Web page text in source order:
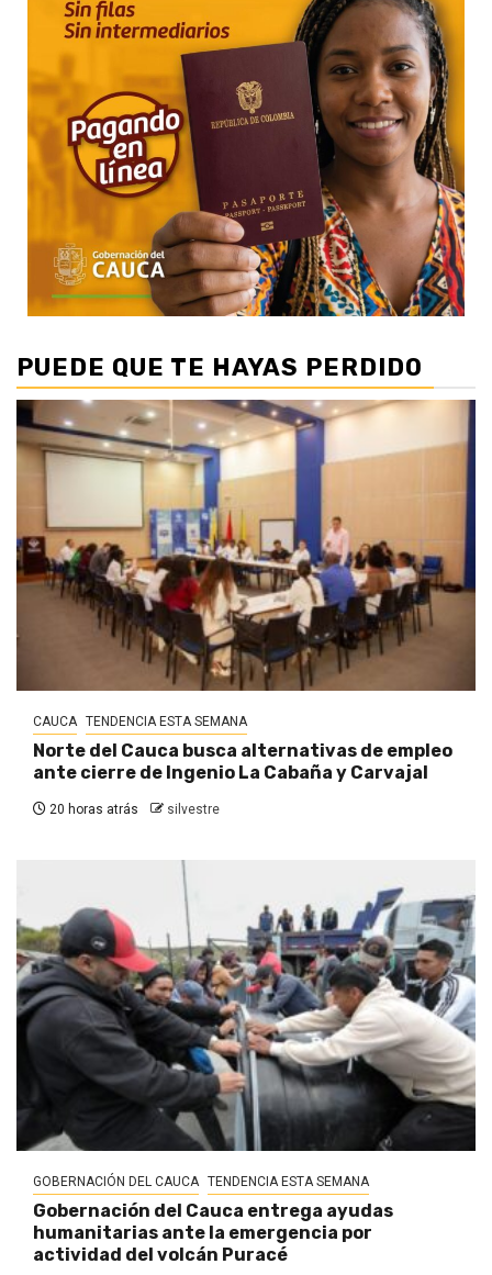
PUEDE QUE TE HAYAS PERDIDO
CAUCA TENDENCIA ESTA SEMANA
Norte del Cauca busca alternativas de empleo
ante cierre de Ingenio La Cabaña y Carvajal
20 horas atrás silvestre
GOBERNACIÓN DEL CAUCA TENDENCIA ESTA SEMANA
Gobernación del Cauca entrega ayudas
humanitarias ante la emergencia por
actividad del volcán Puracé